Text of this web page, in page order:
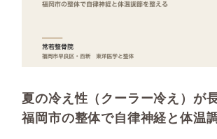
夏の冷え性（クーラー冷え）が
福岡市の整体で自律神経と体温